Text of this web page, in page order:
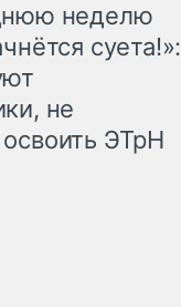
неделю
суета!»:
не
ЭТрН